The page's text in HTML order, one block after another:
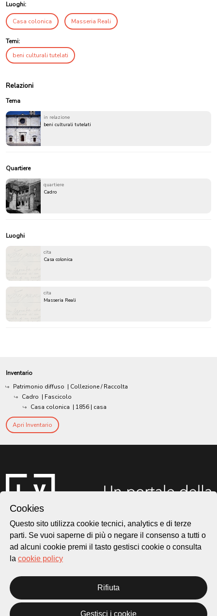
Luoghi:
Casa colonica Masseria Reali
Temi:
beni culturali tutelati
Relazioni
Tema
in relazione
beni culturali tutelati
Quartiere
quartiere
Cadro
Luoghi
cita
Casa colonica
cita
Masseria Reali
Inventario
Patrimonio diffuso | Collezione / Raccolta
Cadro | Fascicolo
Casa colonica | 1856 | casa
Apri Inventario
Città di Lugano
Piazza Carlo Cattaneo 1
6976 Castagnola
Cookies
Questo sito utilizza cookie tecnici, analytics e di terze
parti. Se vuoi saperne di più o negare il consenso a tutti o
ad alcuni cookie premi il tasto gestisci cookie o consulta
la cookie policy
Rifiuta
Gestisci i cookie